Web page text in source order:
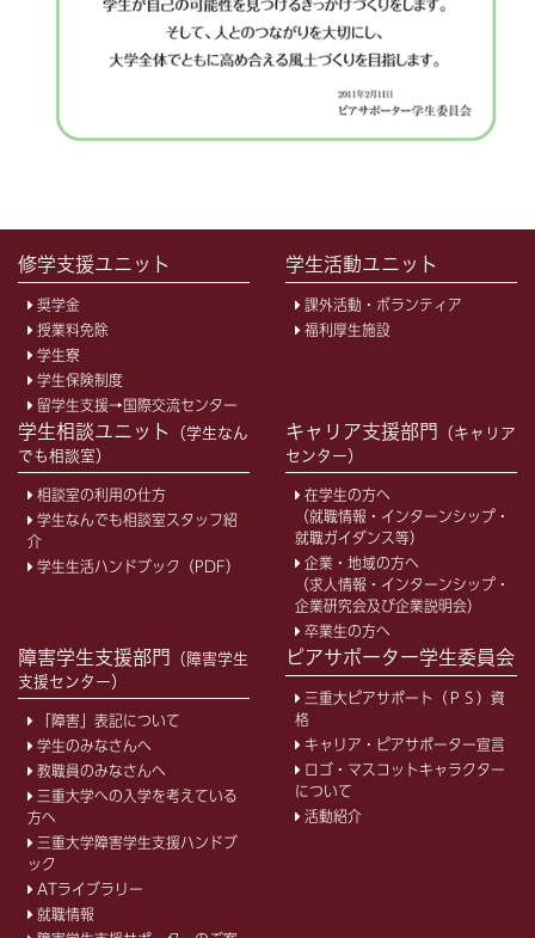
修学支援ユニット
奨学金
授業料免除
学生寮
学生保険制度
留学生支援→国際交流センター
学生活動ユニット
課外活動・ボランティア
福利厚生施設
学生相談ユニット
（学生なん
でも相談室）
相談室の利用の仕方
学生なんでも相談室スタッフ紹
介
学生生活ハンドブック（PDF）
キャリア支援部門
（キャリア
センター）
在学生の方へ
（就職情報・インターンシップ・
就職ガイダンス等）
企業・地域の方へ
（求人情報・インターンシップ・
企業研究会及び企業説明会）
卒業生の方へ
障害学生支援部門
（障害学生
支援センター）
「障害」表記について
学生のみなさんへ
教職員のみなさんへ
三重大学への入学を考えている
方へ
三重大学障害学生支援ハンドブ
ック
ATライブラリー
就職情報
ピアサポーター学生委員会
三重大ピアサポート（ＰＳ）資
格
キャリア・ピアサポーター宣言
ロゴ・マスコットキャラクター
について
活動紹介